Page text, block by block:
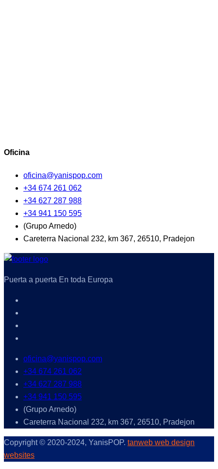
Oficina
oficina@yanispop.com
+34 674 261 062
+34 627 287 988
+34 941 150 595
(Grupo Arnedo)
Careterra Nacional 232, km 367, 26510, Pradejon
Puerta a puerta En toda Europa
oficina@yanispop.com
+34 674 261 062
+34 627 287 988
+34 941 150 595
(Grupo Arnedo)
Careterra Nacional 232, km 367, 26510, Pradejon
Copyright © 2020-2024, YanisPOP. tanweb web design
websites